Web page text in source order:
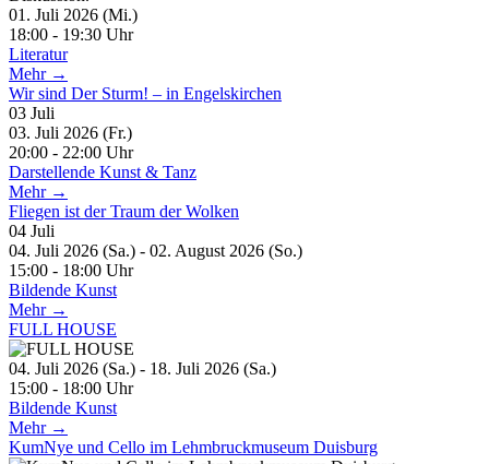
01. Juli 2026 (Mi.)
18:00 - 19:30 Uhr
Literatur
Mehr →
Wir sind Der Sturm! – in Engelskirchen
03 Juli
03. Juli 2026 (Fr.)
20:00 - 22:00 Uhr
Darstellende Kunst & Tanz
Mehr →
Fliegen ist der Traum der Wolken
04 Juli
04. Juli 2026 (Sa.) - 02. August 2026 (So.)
15:00 - 18:00 Uhr
Bildende Kunst
Mehr →
FULL HOUSE
04. Juli 2026 (Sa.) - 18. Juli 2026 (Sa.)
15:00 - 18:00 Uhr
Bildende Kunst
Mehr →
KumNye und Cello im Lehmbruckmuseum Duisburg